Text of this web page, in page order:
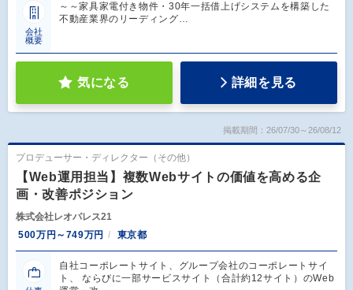
会社
概要
～～家具家電付き物件・30年一括借上げシステムを構築した
不動産業界のリーディング…
気になる 詳細を見る
掲載期間：26/07/30～26/08/12
プロデューサー・ディレクター（その他）
【Web運用担当】複数Webサイトの価値を高める企
画・改善ポジション
株式会社レオパレス21
500万円～749万円
東京都
自社コーポレートサイト、グループ会社のコーポレートサイ
ト、 ならびに一部サービスサイト（合計約12サイト）のWeb